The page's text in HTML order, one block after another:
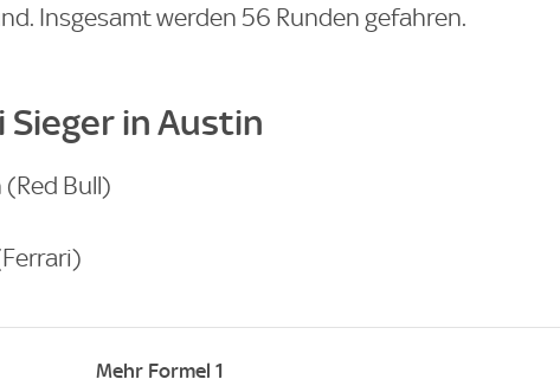
Insgesamt werden 56 Runden gefahren.
in Austin
Bull)
Mehr Formel 1